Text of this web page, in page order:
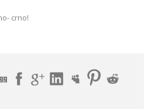
crno!